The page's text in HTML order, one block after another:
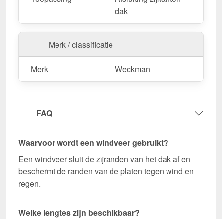
zodat u de afwerking optimaal kunt aanpassen aan
uw dakoppervlak.
Als er ter plaatse aanpassingen nodig zijn, kan de
metalen plaat gemakkelijk worden ingekort door
deze te zagen.
Bestel nu Windveer | 15 x 15 cm bestellen – Op
Duurzaam, weerbestendig, op maat gemaakt - bestel
nu en profiteer van een snelle levering!
dak
Merk / classificatie
Merk Weckman
FAQ
Waarvoor wordt een windveer gebruikt?
Een windveer sluit de zijranden van het dak af en
beschermt de randen van de platen tegen wind en
regen.
Welke lengtes zijn beschikbaar?